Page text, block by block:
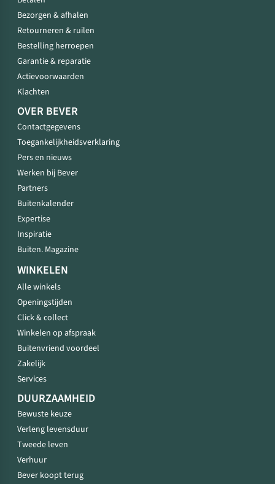
Bezorgen & afhalen
Retourneren & ruilen
Bestelling herroepen
Garantie & reparatie
Actievoorwaarden
Klachten
OVER BEVER
Contactgegevens
Toegankelijkheidsverklaring
Pers en nieuws
Werken bij Bever
Partners
Buitenkalender
Expertise
Inspiratie
Buiten. Magazine
WINKELEN
Alle winkels
Openingstijden
Click & collect
Winkelen op afspraak
Buitenvriend voordeel
Zakelijk
Services
DUURZAAMHEID
Bewuste keuze
Verleng levensduur
Tweede leven
Verhuur
Bever koopt terug